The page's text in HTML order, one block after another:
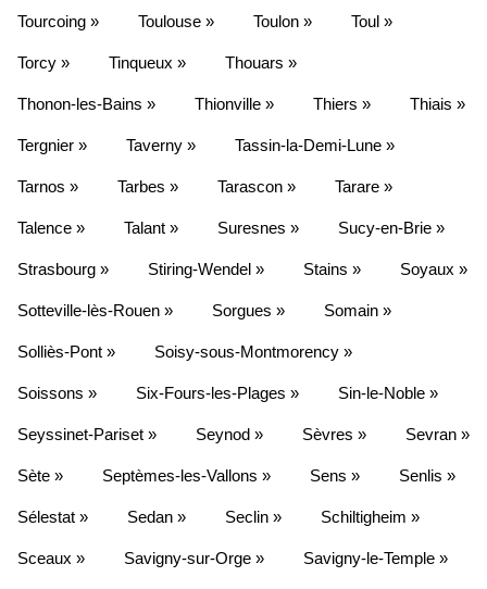
Tourcoing » Toulouse » Toulon » Toul »
Torcy » Tinqueux » Thouars »
Thonon-les-Bains » Thionville » Thiers » Thiais »
Tergnier » Taverny » Tassin-la-Demi-Lune »
Tarnos » Tarbes » Tarascon » Tarare »
Talence » Talant » Suresnes » Sucy-en-Brie »
Strasbourg » Stiring-Wendel » Stains » Soyaux »
Sotteville-lès-Rouen » Sorgues » Somain »
Solliès-Pont » Soisy-sous-Montmorency »
Soissons » Six-Fours-les-Plages » Sin-le-Noble »
Seyssinet-Pariset » Seynod » Sèvres » Sevran »
Sète » Septèmes-les-Vallons » Sens » Senlis »
Sélestat » Sedan » Seclin » Schiltigheim »
Sceaux » Savigny-sur-Orge » Savigny-le-Temple »